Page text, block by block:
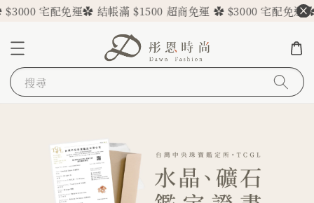
宅配免運✿ 結帳滿 $1500 超商免運 ✿ $3000 宅配免運✿ 結
搜尋